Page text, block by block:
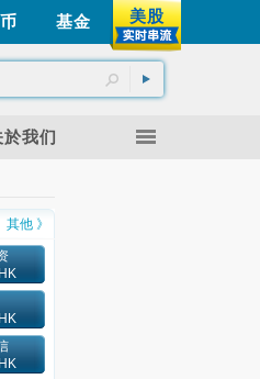
美股
基金
於我们
其他 》